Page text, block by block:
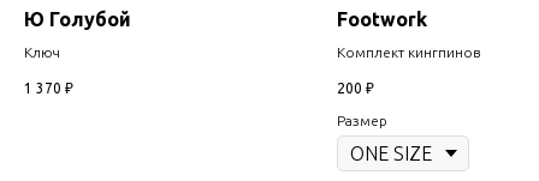
Ю Голубой
Ключ
1 370 ₽
Footwork
Комплект кингпинов
200 ₽
Размер